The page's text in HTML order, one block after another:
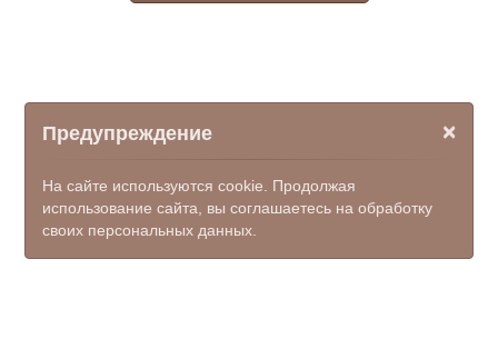
×
Предупреждение
На сайте используются cookie. Продолжая
использование сайта, вы соглашаетесь на обработку
своих персональных данных.